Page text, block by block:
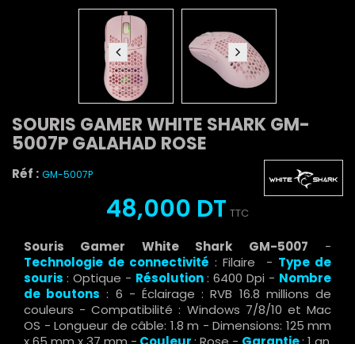
SOURIS GAMER WHITE SHARK GM-
5007P GALAHAD ROSE
Réf : GM-5007P
48,000 DT TTC
Souris Gamer White Shark GM-5007 -
Technologie de connectivité : Filaire - Type de
souris : Optique - Résolution: 6400 Dpi - Nombre
de boutons : 6 - Éclairage : RVB 16.8 millions de
couleurs - Compatibilité : Windows 7/8/10 et Mac
OS - Longueur de câble: 1.8 m - Dimensions: 125 mm